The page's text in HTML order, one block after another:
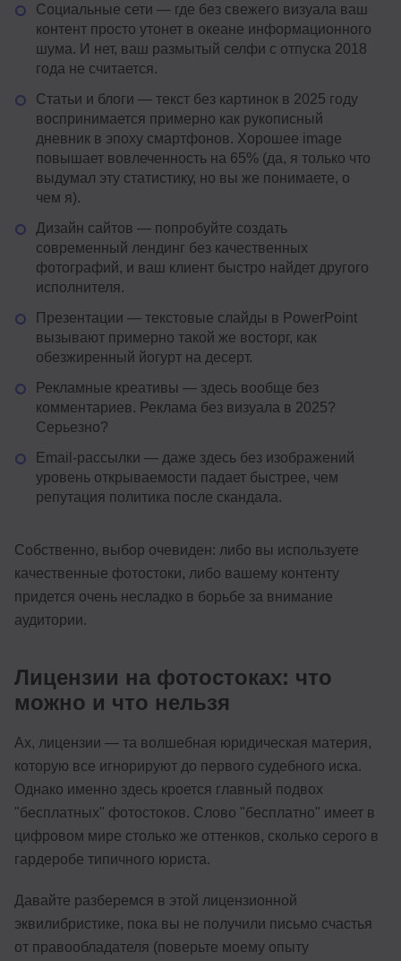
Социальные сети — где без свежего визуала ваш
контент просто утонет в океане информационного
шума. И нет, ваш размытый селфи с отпуска 2018
года не считается.
Статьи и блоги — текст без картинок в 2025 году
воспринимается примерно как рукописный
дневник в эпоху смартфонов. Хорошее image
повышает вовлеченность на 65% (да, я только что
выдумал эту статистику, но вы же понимаете, о
чем я).
Дизайн сайтов — попробуйте создать
современный лендинг без качественных
фотографий, и ваш клиент быстро найдет другого
исполнителя.
Презентации — текстовые слайды в PowerPoint
вызывают примерно такой же восторг, как
обезжиренный йогурт на десерт.
Рекламные креативы — здесь вообще без
комментариев. Реклама без визуала в 2025?
Серьезно?
Email-рассылки — даже здесь без изображений
уровень открываемости падает быстрее, чем
репутация политика после скандала.
Собственно, выбор очевиден: либо вы используете
качественные фотостоки, либо вашему контенту
придется очень несладко в борьбе за внимание
аудитории.
Лицензии на фотостоках: что
можно и что нельзя
Ах, лицензии — та волшебная юридическая материя,
которую все игнорируют до первого судебного иска.
Однако именно здесь кроется главный подвох
"бесплатных" фотостоков. Слово "бесплатно" имеет в
цифровом мире столько же оттенков, сколько серого в
гардеробе типичного юриста.
Давайте разберемся в этой лицензионной
эквилибристике, пока вы не получили письмо счастья
от правообладателя (поверьте моему опыту